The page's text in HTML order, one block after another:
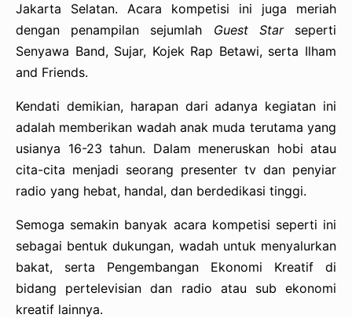
Jakarta Selatan. Acara kompetisi ini juga meriah
dengan penampilan sejumlah Guest Starseperti
Senyawa Band, Sujar, Kojek Rap Betawi, serta Ilham
and Friends.
Kendati demikian, harapan dari adanya kegiatan ini
adalah memberikan wadah anak muda terutama yang
usianya 16-23 tahun. Dalam meneruskan hobi atau
cita-cita menjadi seorang presenter tv dan penyiar
radio yang hebat, handal, dan berdedikasi tinggi.
Semoga semakin banyak acara kompetisi seperti ini
sebagai bentuk dukungan, wadah untuk menyalurkan
bakat, serta Pengembangan Ekonomi Kreatif di
bidang pertelevisian dan radio atau sub ekonomi
kreatif lainnya.